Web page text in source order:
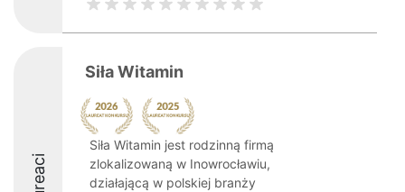
Siła Witamin
Siła Witamin jest rodzinną firmą
zlokalizowaną w Inowrocławiu,
działającą w polskiej branży